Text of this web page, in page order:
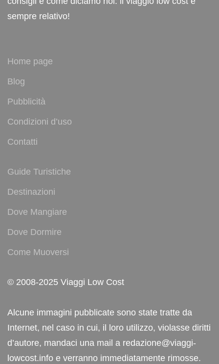
sempre relativo!
Home page
Blog
Pubblicità
Condizioni d’uso
Contatti
Guide Turistiche
Destinazioni
Dove Mangiare
Dove Dormire
Come Muoversi
© 2008-2025 Viaggi Low Cost
Alcune immagini pubblicate sono state tratte da
Internet, nel caso in cui, il loro utilizzo, violasse diritti
d’autore, mandaci una mail a redazione@viaggi-
lowcost.info e verranno immediatamente rimosse.